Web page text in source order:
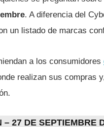
. A diferencia del
un listado de marcas
a los consumidores
realizan sus compras
– 27 DE SEPTIEMBRE